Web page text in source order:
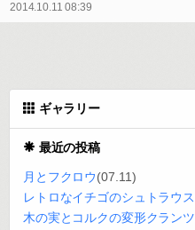
2014.10.11 08:39
ギャラリー
最近の投稿
月とフクロウ(07.11)
レトロなイチゴのシュトラウス
木の実とコルクの変形クランツ